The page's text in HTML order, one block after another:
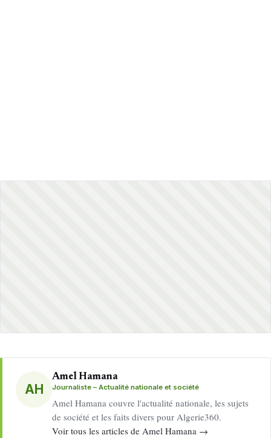
AH
Amel Hamana
Journaliste – Actualité nationale et société
Amel Hamana couvre l'actualité nationale, les sujets
de société et les faits divers pour Algerie360.
Voir tous les articles de Amel Hamana →